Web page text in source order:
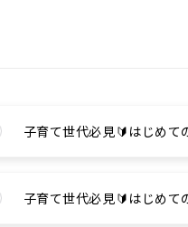
子育て世代必見🔰はじめて
子育て世代必見🔰はじめて